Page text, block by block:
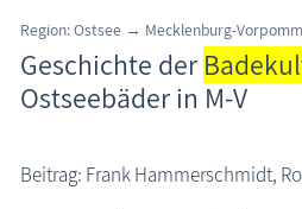
Karten
Freizeit
Aktuelles
Region: Ostsee → Mecklenburg-
Geschichte der
Ostseebäder in M-V
Beitrag: Frank Hammerschmidt,